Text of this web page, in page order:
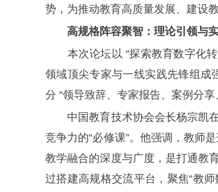
势，为推动教育高质量发展、建设
高规格阵容聚智：理论引领与
本次论坛以 “探索教育数字化转
领域顶尖专家与一线实践先锋组成
分 “领导致辞、专家报告、案例分
中国教育技术协会会长杨宗凯在
竞争力的“必修课”。他强调，教师
教学融合的深度与广度，是打通教
过搭建高规格交流平台，聚焦“教